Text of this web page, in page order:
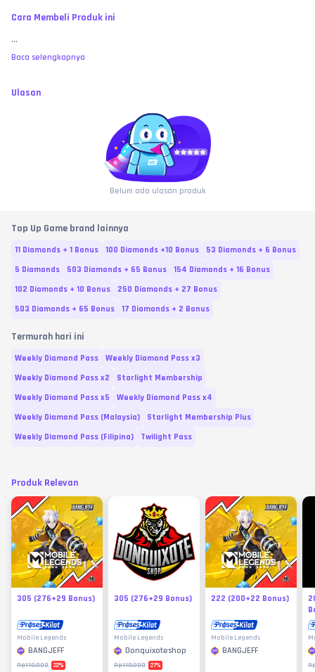
Cara Membeli Produk ini
...
Baca selengkapnya
Ulasan
Belum ada ulasan produk
Top Up Game brand lainnya
11 Diamonds + 1 Bonus 100 Diamonds +10 Bonus
53 Diamonds + 6 Bonus
5 Diamonds
503 Diamonds + 65 Bonus
154 Diamonds + 16 Bonus
102 Diamonds + 10 Bonus
250 Diamonds + 27 Bonus
503 Diamonds + 65 Bonus
17 Diamonds + 2 Bonus
Termurah hari ini
Weekly Diamond Pass
Weekly Diamond Pass x3
Weekly Diamond Pass x2
Starlight Membership
Weekly Diamond Pass x5
Weekly Diamond Pass x4
Weekly Diamond Pass (Malaysia)
Starlight Membership Plus
Weekly Diamond Pass (Filipina)
Twilight Pass
Produk Relevan
305 (276+29 Bonus)
Mobile Legends
BANGJEFF
Rp110.000 22%
305 (276+29 Bonus)
Mobile Legends
Donquixoteshop
Rp110.000 27%
222 (200+22 Bonus)
Mobile Legends
BANGJEFF